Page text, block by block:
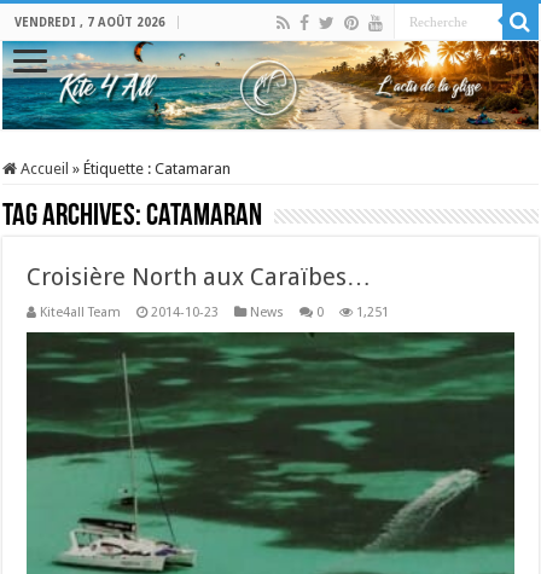
VENDREDI , 7 AOÛT 2026
Accueil » Étiquette :Catamaran
Tag Archives:Catamaran
Croisière North aux Caraïbes…
Kite4all Team 2014-10-23 News 0 1,251